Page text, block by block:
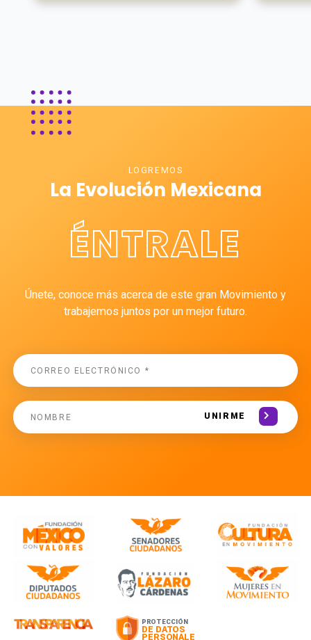
LOGREMOS
La Evolución Mexicana
ÉNTRALE
Únete, conoce más acerca de este gran Movimiento y
trabajemos juntos por un mejor futuro.
UNIRME